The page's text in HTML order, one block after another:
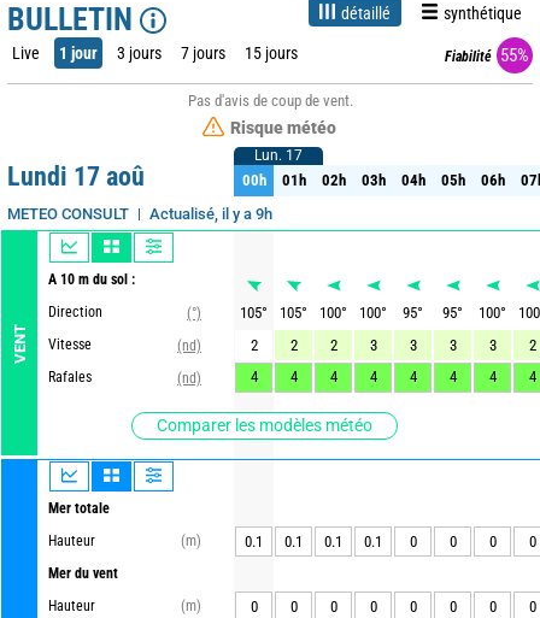
BULLETIN détaillé synthétique
Live 1 jour 3 jours 7 jours 15 jours Fiabilité 55%
Pas d'avis de coup de vent.
Risque météo
Lundi 17 aoû
METEO CONSULT Actualisé, il y a 9h
VENT
A 10 m du sol :
Direction
(°)
Vitesse
(nd)
Rafales
(nd)
Comparer les modèles météo
Mer totale
Hauteur
(m)
Mer du vent
Hauteur
(m)
Lun. 17
00h 01h 02h 03h 04h 05h 06h
Lun. 17
00h 01h 02h 03h 04h 05h 06h
105° 105° 100° 100° 95° 95° 100°
100
2
2 2 3 3 3 3
2
4
4 4 4 4 4 4 4
0.1 0.1 0.1 0.1 0 0 0 0
0 0 0 0 0 0 0 0